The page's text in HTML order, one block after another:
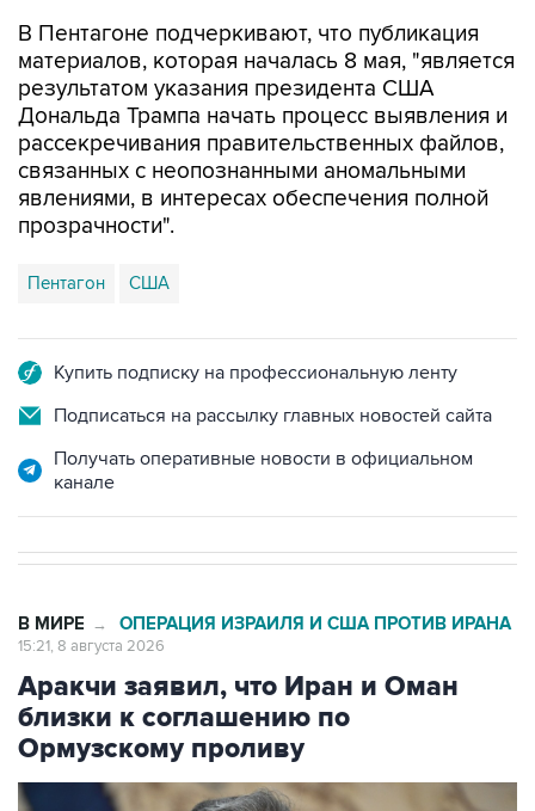
В Пентагоне подчеркивают, что публикация
материалов, которая началась 8 мая, "является
результатом указания президента США
Дональда Трампа начать процесс выявления и
рассекречивания правительственных файлов,
связанных с неопознанными аномальными
явлениями, в интересах обеспечения полной
прозрачности".
Пентагон США
Купить подписку на профессиональную ленту
Подписаться на рассылку главных новостей сайта
Получать оперативные новости в официальном
канале
В МИРЕ → ОПЕРАЦИЯ ИЗРАИЛЯ И США ПРОТИВ ИРАНА
15:21, 8 августа 2026
Аракчи заявил, что Иран и Оман
близки к соглашению по
Ормузскому проливу